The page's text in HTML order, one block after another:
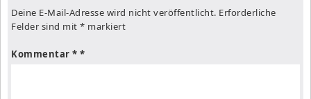
Deine E-Mail-Adresse wird nicht veröffentlicht. Erforderliche
Felder sind mit * markiert
Kommentar *